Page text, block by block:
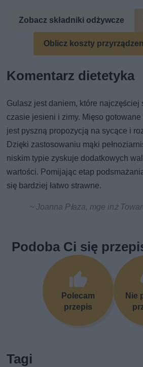
Zobacz składniki odżywcze
Oblicz koszty
Komentarz dietetyka
Gulasz jest daniem, które najczęściej
czasie jesieni i zimy. Mięso
jest pyszną propozycją na sycące i
Dzięki zastosowaniu mąki
niskim typie zyskuje dodatkowych
wartości. Pomijając etap
się bardziej łatwo strawne.
~ Joanna Płaza, mge inż
Podoba Ci się
Polecam
przepis
Nie
Tagi